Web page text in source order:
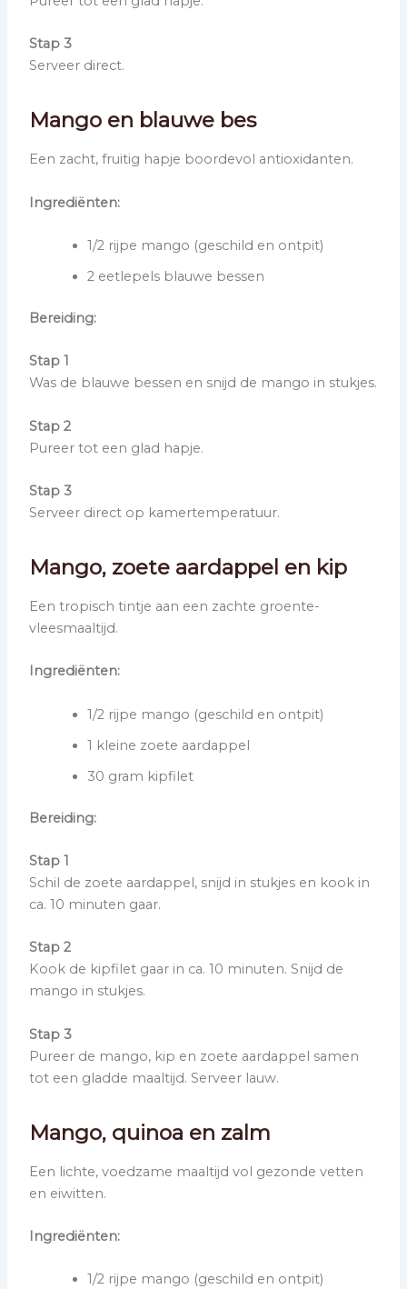
Stap 3
Serveer direct.
Mango en blauwe bes
Een zacht, fruitig hapje boordevol antioxidanten.
Ingrediënten:
1/2 rijpe mango (geschild en ontpit)
2 eetlepels blauwe bessen
Bereiding:
Stap 1
Was de blauwe bessen en snijd de mango in stukjes.
Stap 2
Pureer tot een glad hapje.
Stap 3
Serveer direct op kamertemperatuur.
Mango, zoete aardappel en kip
Een tropisch tintje aan een zachte groente-
vleesmaaltijd.
Ingrediënten:
1/2 rijpe mango (geschild en ontpit)
1 kleine zoete aardappel
30 gram kipfilet
Bereiding:
Stap 1
Schil de zoete aardappel, snijd in stukjes en kook in
ca. 10 minuten gaar.
Stap 2
Kook de kipfilet gaar in ca. 10 minuten. Snijd de
mango in stukjes.
Stap 3
Pureer de mango, kip en zoete aardappel samen
tot een gladde maaltijd. Serveer lauw.
Mango, quinoa en zalm
Een lichte, voedzame maaltijd vol gezonde vetten
en eiwitten.
Ingrediënten:
1/2 rijpe mango (geschild en ontpit)